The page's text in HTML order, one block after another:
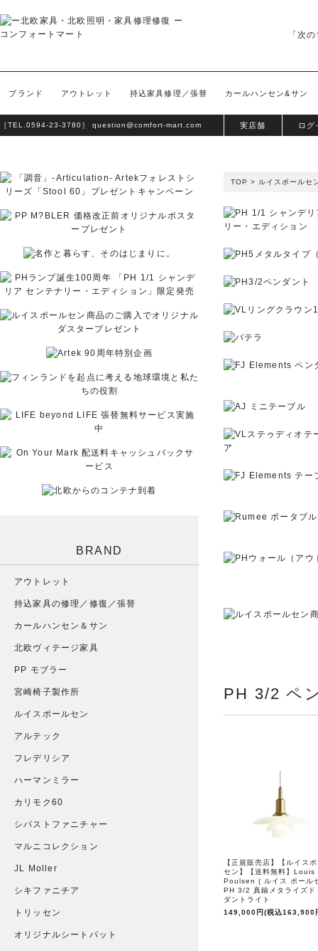
「次
ブランド アウトレット 持込家具修理／張替 カールハンセン&サン
［TEL. 0594-23-3780］ question@comfort-mart.com 実店舗 ログ
TOP > ルイスポールセ
PH 3/2 ペ
【正規販売店】【ルイス
セン】【送料無料】Louis
Poulsen ( ルイス ポール
PH 3/2 真鍮メタライズド
ダントライト
149,000円(税込163,900
BRAND
アウトレット
持込家具の修理／修復／張替
カールハンセン＆サン
北欧ヴィテージ家具
PP モブラー
宮崎椅子製作所
ルイスポールセン
アルテック
フレデリシア
ハーマンミラー
カリモク60
シバストファニチャー
マルニコレクション
JL Moller
シキファニチア
トリッセン
オリジナルシートパット